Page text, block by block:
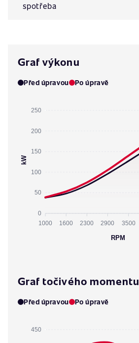
spotřeba
Graf výkonu
Před úpravou Po úpravě
250
200
150
100
50
0
kW
1000 1600 2300 2900 3500
RPM
Graf točivého momentu
Před úpravou Po úpravě
450